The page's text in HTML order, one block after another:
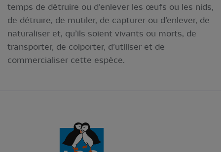
temps de détruire ou d’enlever les œufs ou les nids,
de détruire, de mutiler, de capturer ou d’enlever, de
naturaliser et, qu’ils soient vivants ou morts, de
transporter, de colporter, d’utiliser et de
commercialiser cette espèce.